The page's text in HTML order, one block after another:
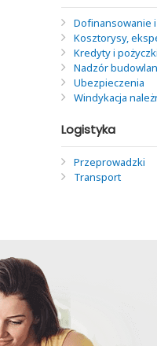
Dofinansowanie
Kosztorysy,
Kredyty i pożyczki
Nadzór
Ubezpieczenia
Windykacja
Logistyka
Przeprowadzki
Transport